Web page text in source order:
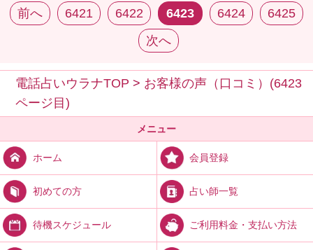
前へ 6421 6422 6423 6424
6425
次へ
電話占いウラナTOP > お客様の声（口コミ）(6423
ページ目)
メニュー
ホーム 会員登録
初めての方 占い師一覧
待機スケジュール ご利用料金・支払い方法